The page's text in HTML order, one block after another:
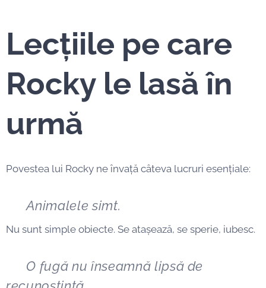
Lecțiile pe care
Rocky le lasă în
urmă
Povestea lui Rocky ne învață câteva lucruri esențiale:
🔹Animalele simt.
Nu sunt simple obiecte. Se atașează, se sperie, iubesc.
O fugă nu înseamnă lipsă de